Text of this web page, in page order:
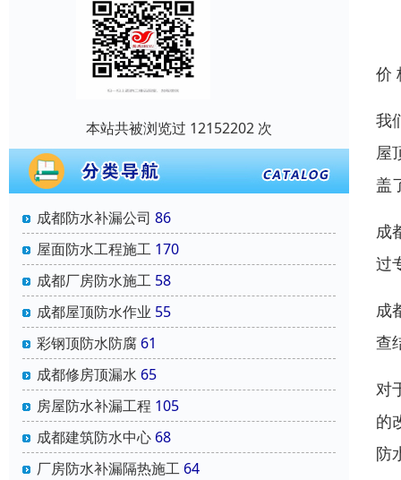
本站共被浏览过 12152202 次
成都防水补漏公司 86
屋面防水工程施工 170
成都厂房防水施工 58
成都屋顶防水作业 55
彩钢顶防水防腐 61
成都修房顶漏水 65
房屋防水补漏工程 105
成都建筑防水中心 68
厂房防水补漏隔热施工 64
价
我
屋
盖
成
过
成
查
对
的
防